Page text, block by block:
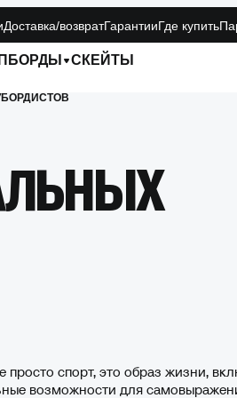
Доставка/возвратГарантииГде купить
СКЕЙТЫ
просто спорт, это образ жизни,
возможности для